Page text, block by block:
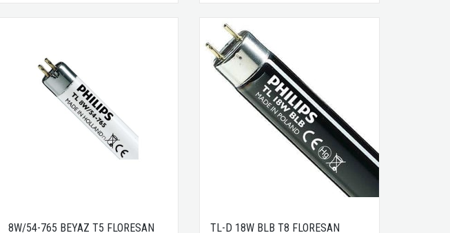
8W/54-765 BEYAZ T5 FLORESAN
TL-D 18W BLB T8 FLORESAN